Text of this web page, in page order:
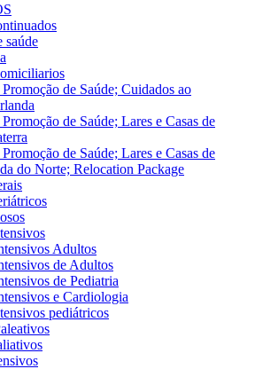
saúde
de Saúde; Cuidados ao
de Saúde; Lares e Casas de
de Saúde; Lares e Casas de
do Norte; Relocation Package
Adultos
de Adultos
de Pediatria
e Cardiologia
pediátricos